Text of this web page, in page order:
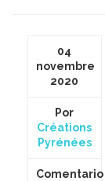
04
novembre
2020
Por
Créations
Pyrénées
Comentario